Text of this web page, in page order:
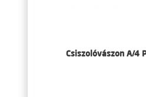
Csiszolóvászon A/4